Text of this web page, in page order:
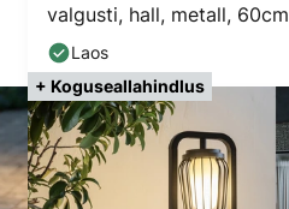
valgusti, hall, metall, 60cm
Laos
+ Koguseallahindlus